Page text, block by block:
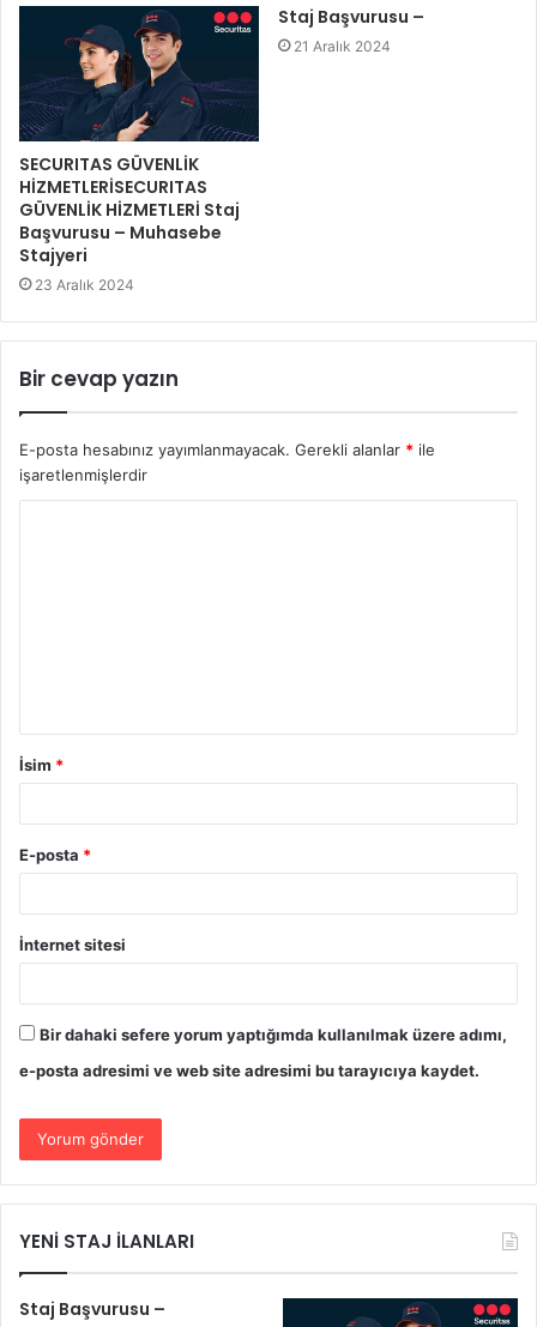
SECURITAS GÜVENLİK
HİZMETLERİSECURITAS
GÜVENLİK HİZMETLERİ Staj
Başvurusu – Muhasebe
Stajyeri
23 Aralık 2024
Staj Başvurusu –
21 Aralık 2024
Bir cevap yazın
E-posta hesabınız yayımlanmayacak. Gerekli alanlar * ile
işaretlenmişlerdir
İsim *
E-posta *
İnternet sitesi
Bir dahaki sefere yorum yaptığımda kullanılmak üzere adımı,
e-posta adresimi ve web site adresimi bu tarayıcıya kaydet.
YENİ STAJ İLANLARI
Staj Başvurusu –